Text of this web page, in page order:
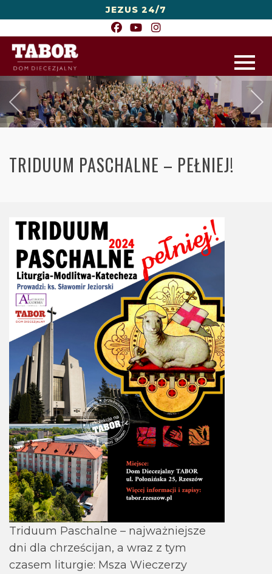
JEZUS 24/7
TRIDUUM PASCHALNE – PEŁNIEJ!
Triduum Paschalne – najważniejsze
dni dla chrześcijan, a wraz z tym
czasem liturgie: Msza Wieczerzy